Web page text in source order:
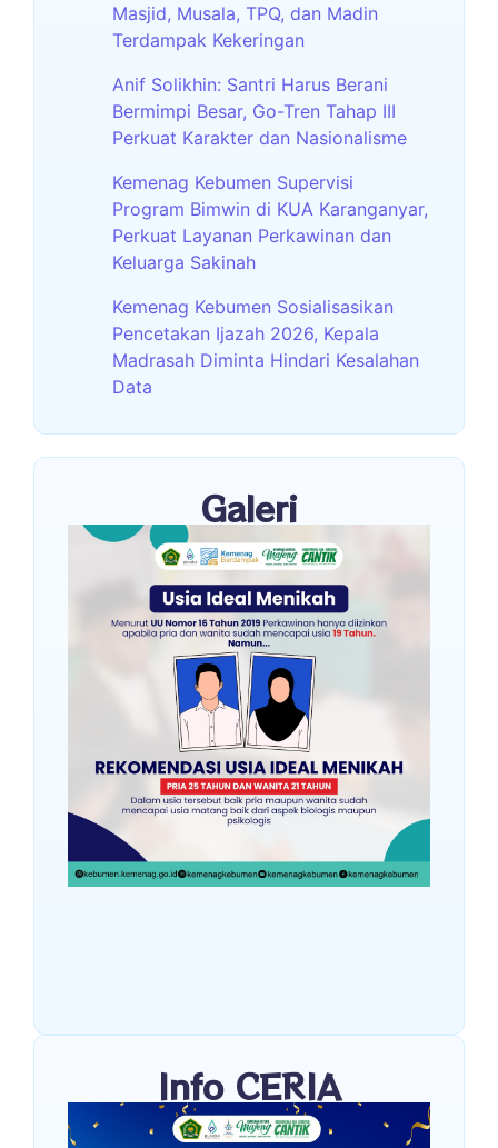
Masjid, Musala, TPQ, dan Madin
Terdampak Kekeringan
Anif Solikhin: Santri Harus Berani
Bermimpi Besar, Go-Tren Tahap III
Perkuat Karakter dan Nasionalisme
Kemenag Kebumen Supervisi
Program Bimwin di KUA Karanganyar,
Perkuat Layanan Perkawinan dan
Keluarga Sakinah
Kemenag Kebumen Sosialisasikan
Pencetakan Ijazah 2026, Kepala
Madrasah Diminta Hindari Kesalahan
Data
Galeri
Info CERIA